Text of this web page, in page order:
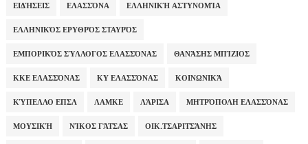
ΕΙΔΉΣΕΙΣ ΕΛΑΣΣΌΝΑ ΕΛΛΗΝΙΚΉ ΑΣΤΥΝΟΜΊΑ
ΕΛΛΗΝΙΚΌΣ ΕΡΥΘΡΌΣ ΣΤΑΥΡΌΣ
ΕΜΠΟΡΙΚΌΣ ΣΎΛΛΟΓΟΣ ΕΛΑΣΣΌΝΑΣ ΘΑΝΆΣΗΣ ΜΠΊΖΙΟΣ
ΚΚΕ ΕΛΑΣΣΌΝΑΣ ΚΥ ΕΛΑΣΣΌΝΑΣ ΚΟΙΝΩΝΙΚΆ
ΚΎΠΕΛΛΟ ΕΠΣΛ ΛΑΜΚΕ ΛΆΡΙΣΑ ΜΗΤΡΌΠΟΛΗ ΕΛΑΣΣΌΝΑΣ
ΜΟΥΣΙΚΉ ΝΊΚΟΣ ΓΆΤΣΑΣ ΟΙΚ.ΤΣΑΡΙΤΣΆΝΗΣ